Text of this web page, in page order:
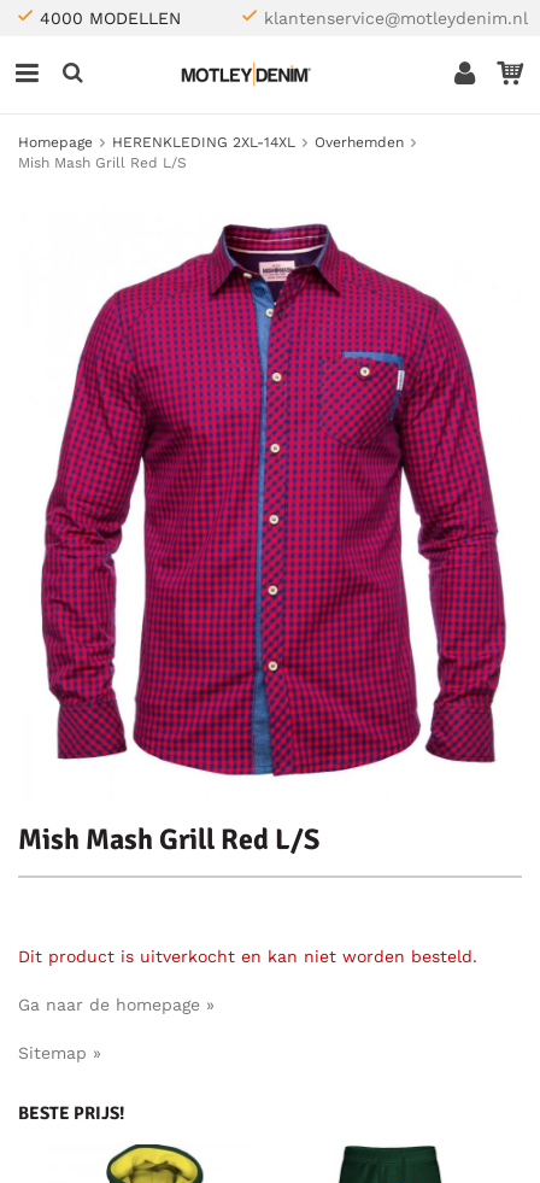
4000 MODELLEN klantenservice@motleydenim.nl
Homepage HERENKLEDING 2XL-14XL
Overhemden
Mish Mash Grill Red L/S
Mish Mash Grill Red L/S
Dit product is uitverkocht en kan niet worden besteld.
Ga naar de homepage »
Sitemap »
BESTE PRIJS!